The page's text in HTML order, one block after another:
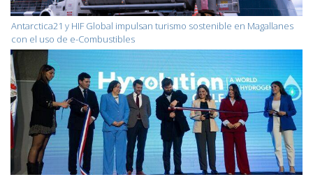
Antarctica21 y HIF Global impulsan turismo sostenible en Magallanes
con el uso de e-Combustibles